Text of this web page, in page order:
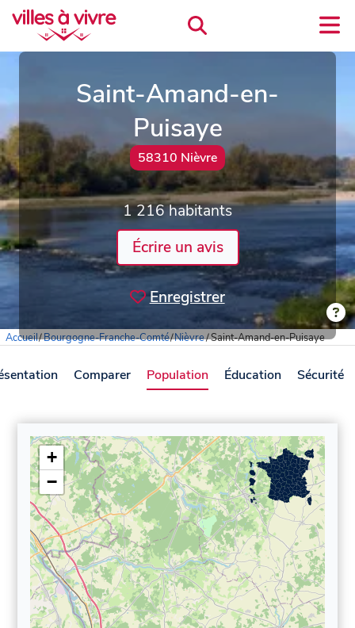
Saint-Amand-en-
Puisaye
58310 Nièvre
1 216 habitants
Écrire un avis
Enregistrer
Accueil/Bourgogne-Franche-Comté/Nièvre/Saint-Amand-en-Puisaye
Comparer Population Éducation Sécurité
+
−